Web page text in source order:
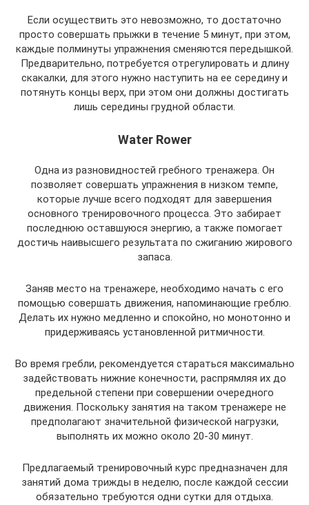
Если осуществить это невозможно, то достаточно
просто совершать прыжки в течение 5 минут, при этом,
каждые полминуты упражнения сменяются передышкой.
Предварительно, потребуется отрегулировать и длину
скакалки, для этого нужно наступить на ее середину и
потянуть концы верх, при этом они должны достигать
лишь середины грудной области.
Water Rower
Одна из разновидностей гребного тренажера. Он
позволяет совершать упражнения в низком темпе,
которые лучше всего подходят для завершения
основного тренировочного процесса. Это забирает
последнюю оставшуюся энергию, а также помогает
достичь наивысшего результата по сжиганию жирового
запаса.
Заняв место на тренажере, необходимо начать с его
помощью совершать движения, напоминающие греблю.
Делать их нужно медленно и спокойно, но монотонно и
придерживаясь установленной ритмичности.
Во время гребли, рекомендуется стараться максимально
задействовать нижние конечности, распрямляя их до
предельной степени при совершении очередного
движения. Поскольку занятия на таком тренажере не
предполагают значительной физической нагрузки,
выполнять их можно около 20-30 минут.
Предлагаемый тренировочный курс предназначен для
занятий дома трижды в неделю, после каждой сессии
обязательно требуются одни сутки для отдыха.